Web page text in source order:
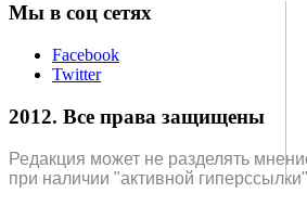
Мы в соц сетях
Facebook
Twitter
2012. Все права защищены
Редакция может не разделять
при наличии "активной